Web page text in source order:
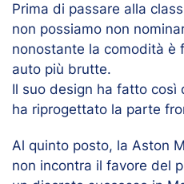
Prima di passare alla
non possiamo non
nonostante la comodità è
auto più brutte.
Il suo design ha fatto così
ha riprogettato la parte
Al quinto posto, la Aston
non incontra il favore del